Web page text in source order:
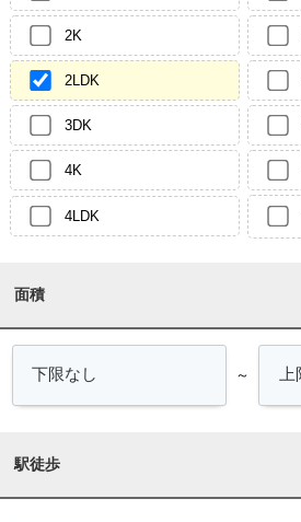
2K
2LDK
3DK
4K
4LDK
面積
～
駅徒歩